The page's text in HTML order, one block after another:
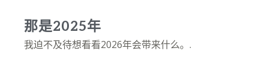
那是2025年
我迫不及待想看看2026年会带来什么。.